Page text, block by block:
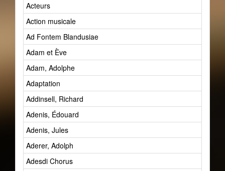
Acteurs
Action musicale
Ad Fontem Blandusiae
Adam et Ève
Adam, Adolphe
Adaptation
Addinsell, Richard
Adenis, Édouard
Adenis, Jules
Aderer, Adolph
Adesdi Chorus